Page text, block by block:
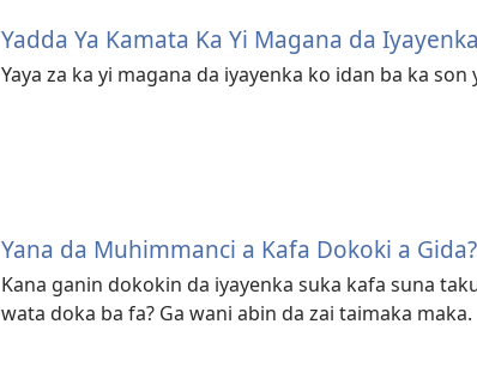
Yadda Ya Kamata Ka Yi Magana da Iyayenka
Yaya za ka yi magana da iyayenka ko idan ba ka son
Yana da Muhimmanci a Kafa Dokoki a Gida?
Kana ganin dokokin da iyayenka suka kafa suna
wata doka ba fa? Ga wani abin da zai taimaka maka.